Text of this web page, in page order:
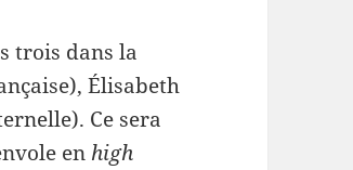
trois dans la
Élisabeth
Ce sera
en high